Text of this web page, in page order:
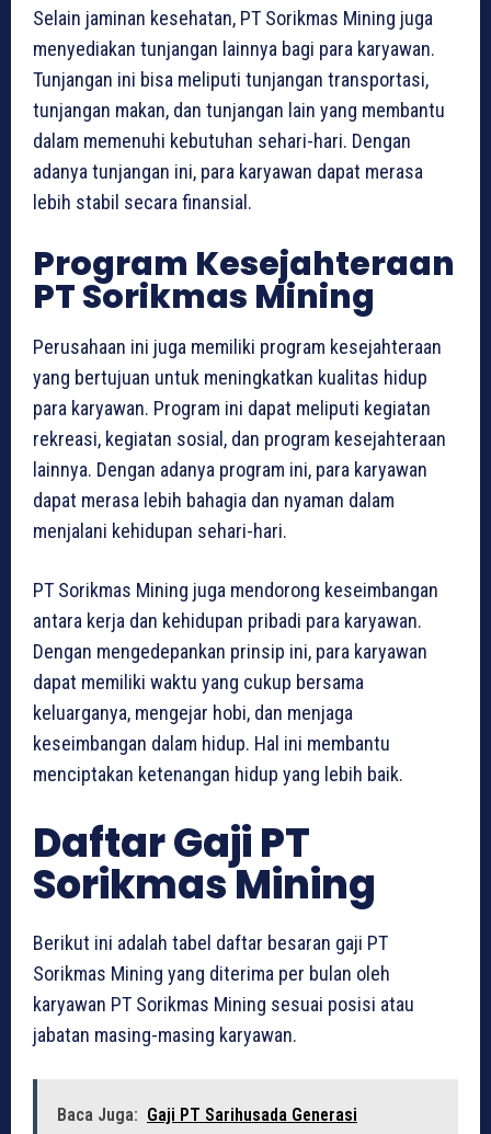
Selain jaminan kesehatan, PT Sorikmas Mining juga
menyediakan tunjangan lainnya bagi para karyawan.
Tunjangan ini bisa meliputi tunjangan transportasi,
tunjangan makan, dan tunjangan lain yang membantu
dalam memenuhi kebutuhan sehari-hari. Dengan
adanya tunjangan ini, para karyawan dapat merasa
lebih stabil secara finansial.
Program Kesejahteraan
PT Sorikmas Mining
Perusahaan ini juga memiliki program kesejahteraan
yang bertujuan untuk meningkatkan kualitas hidup
para karyawan. Program ini dapat meliputi kegiatan
rekreasi, kegiatan sosial, dan program kesejahteraan
lainnya. Dengan adanya program ini, para karyawan
dapat merasa lebih bahagia dan nyaman dalam
menjalani kehidupan sehari-hari.
PT Sorikmas Mining juga mendorong keseimbangan
antara kerja dan kehidupan pribadi para karyawan.
Dengan mengedepankan prinsip ini, para karyawan
dapat memiliki waktu yang cukup bersama
keluarganya, mengejar hobi, dan menjaga
keseimbangan dalam hidup. Hal ini membantu
menciptakan ketenangan hidup yang lebih baik.
Daftar Gaji PT
Sorikmas Mining
Berikut ini adalah tabel daftar besaran gaji PT
Sorikmas Mining yang diterima per bulan oleh
karyawan PT Sorikmas Mining sesuai posisi atau
jabatan masing-masing karyawan.
Baca Juga: Gaji PT Sarihusada Generasi